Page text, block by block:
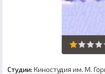
Студии: Киностудия им. М.